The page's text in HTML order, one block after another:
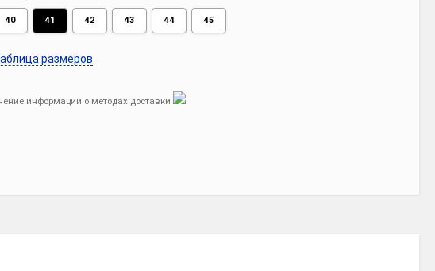
40 41 42 43 44 45
размеров
информации о методах доставки